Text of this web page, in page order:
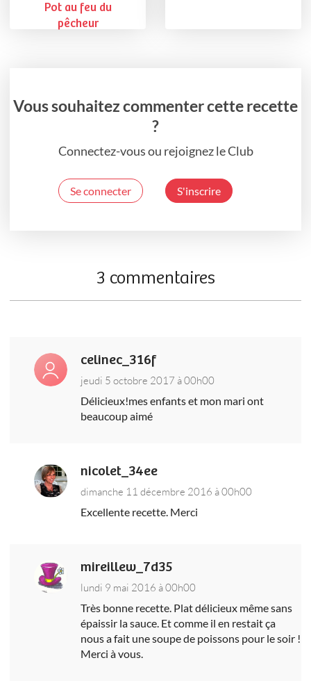
Pot au feu du
pêcheur
Vous souhaitez commenter cette recette
?
Connectez-vous ou rejoignez le Club
Se connecter S'inscrire
3 commentaires
celinec_316f
jeudi 5 octobre 2017 à 00h00
Délicieux!mes enfants et mon mari ont
beaucoup aimé
nicolet_34ee
dimanche 11 décembre 2016 à 00h00
Excellente recette. Merci
mireillew_7d35
lundi 9 mai 2016 à 00h00
Très bonne recette. Plat délicieux même sans
épaissir la sauce. Et comme il en restait ça
nous a fait une soupe de poissons pour le soir !
Merci à vous.